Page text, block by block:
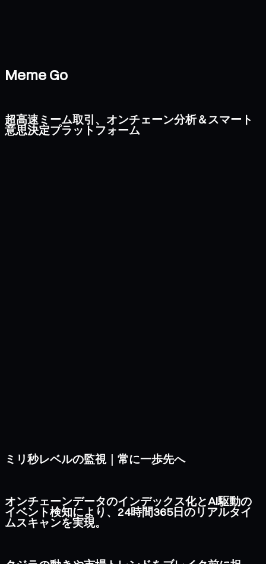
Meme Go
超高速ミーム取引、オンチェーン分析＆スマート
意思決定プラットフォーム
ミリ秒レベルの監視｜常に一歩先へ
オンチェーンデータのインデックス化とAI駆動の
イベント検知により、24時間365日のリアルタイ
ムスキャンを実現。